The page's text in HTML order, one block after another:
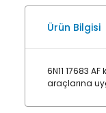
Ürün Bilgisi
6N11 17683
araçlarına